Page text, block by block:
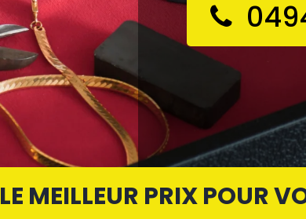
LE MEILLEUR PRIX POUR